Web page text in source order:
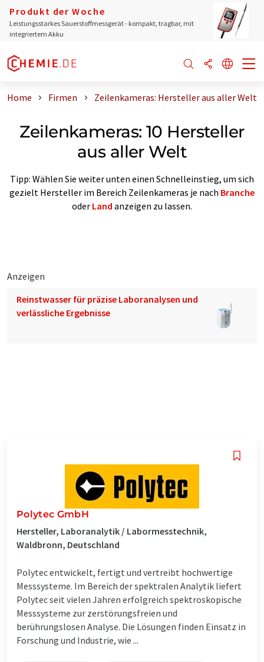
Produkt der Woche
Leistungsstarkes Sauerstoffmessgerät - kompakt, tragbar, mit
integriertem Akku
Home Firmen Zeilenkameras: Hersteller aus aller Welt
Zeilenkameras: 10 Hersteller
aus aller Welt
Tipp: Wählen Sie weiter unten einen Schnelleinstieg, um sich
gezielt Hersteller im Bereich Zeilenkameras je nach Branche
oder Land anzeigen zu lassen.
Anzeigen
Reinstwasser für präzise Laboranalysen und
verlässliche Ergebnisse
Polytec GmbH
Hersteller, Laboranalytik / Labormesstechnik,
Waldbronn, Deutschland
Polytec entwickelt, fertigt und vertreibt hochwertige
Messsysteme. Im Bereich der spektralen Analytik liefert
Polytec seit vielen Jahren erfolgreich spektroskopische
Messsysteme zur zerstörungsfreien und
berührungslosen Analyse. Die Lösungen finden Einsatz in
Forschung und Industrie, wie ...